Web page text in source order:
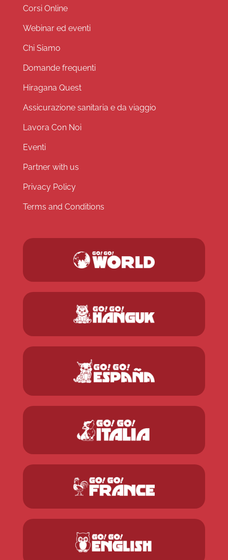
Corsi Online
Webinar ed eventi
Chi Siamo
Domande frequenti
Hiragana Quest
Assicurazione sanitaria e da viaggio
Lavora Con Noi
Eventi
Partner with us
Privacy Policy
Terms and Conditions